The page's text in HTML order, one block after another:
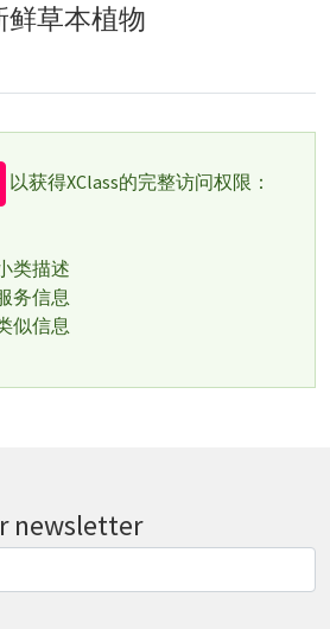
鲜草本植物
以获得XClass的完整访问权限：
类描述
务信息
似信息
newsletter